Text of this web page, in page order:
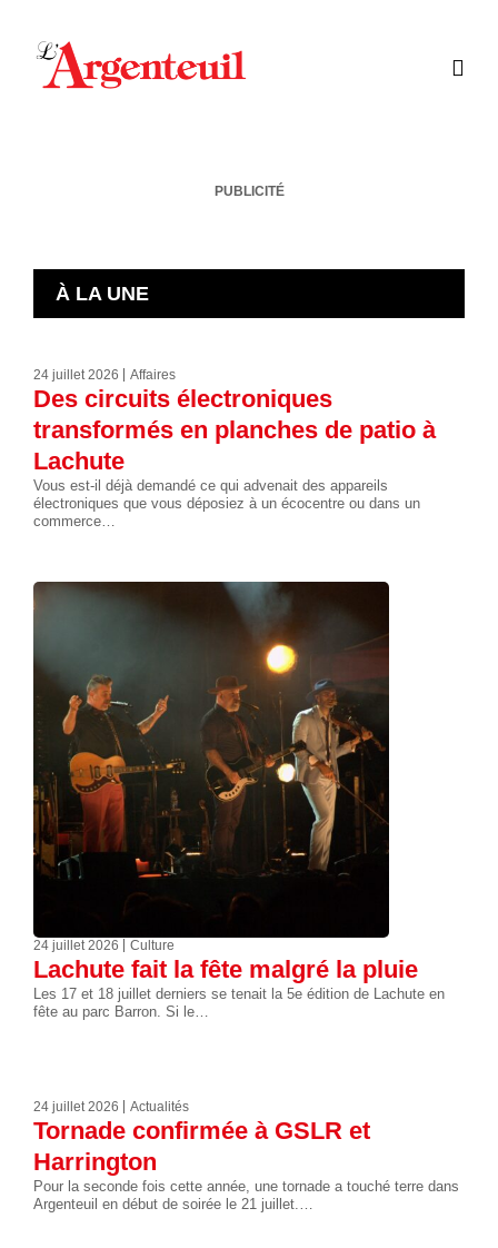
PUBLICITÉ
À LA UNE
24 juillet 2026 Affaires
Des circuits électroniques
transformés en planches de patio à
Lachute
Vous est-il déjà demandé ce qui advenait des appareils
électroniques que vous déposiez à un écocentre ou dans un
commerce…
24 juillet 2026 Culture
Lachute fait la fête malgré la pluie
Les 17 et 18 juillet derniers se tenait la 5e édition de Lachute en
fête au parc Barron. Si le…
24 juillet 2026 Actualités
Tornade confirmée à GSLR et
Harrington
Pour la seconde fois cette année, une tornade a touché terre dans
Argenteuil en début de soirée le 21 juillet.…